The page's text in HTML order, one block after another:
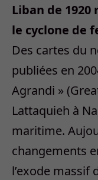
Liban de
le cyclone de
Des cartes du
publiées en
Agrandi »
Lattaquieh à
maritime.
changements
l’exode massif